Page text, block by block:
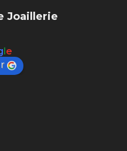
Joaillerie
e